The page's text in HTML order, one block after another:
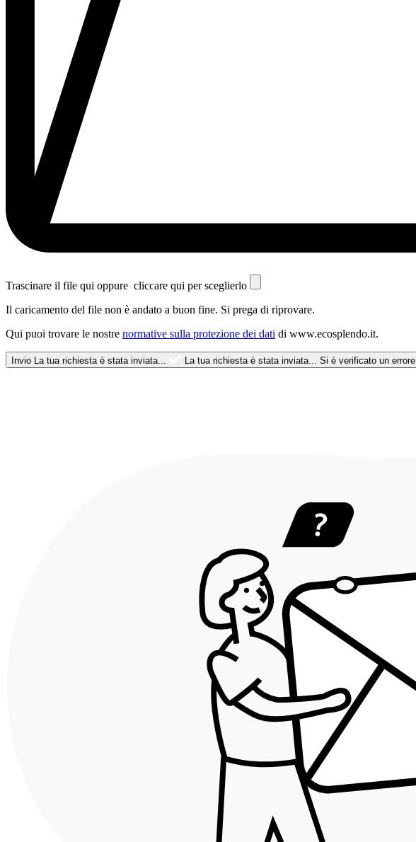
Trascinare il file qui oppure cliccare qui per sceglierlo
Il caricamento del file non è andato a buon fine. Si prega di riprovare.
Qui puoi trovare le nostre normative sulla protezione dei dati di www.ecosplendo.it.
Invio La tua richiesta è stata inviata... La tua richiesta è stata inviata... Si è verificato un errore